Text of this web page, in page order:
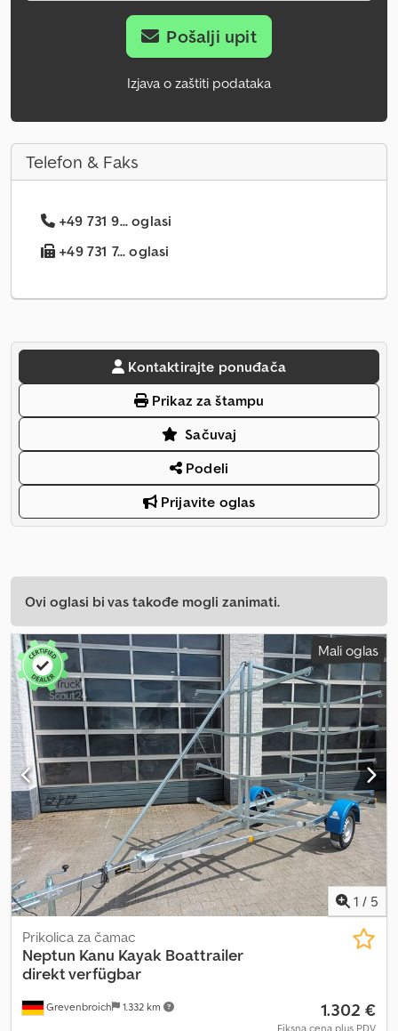
Pošalji upit
Izjava o zaštiti podataka
Telefon & Faks
+49 731 9... oglasi
+49 731 7... oglasi
Kontaktirajte ponuđača
Prikaz za štampu
Sačuvaj
Podeli
Prijavite oglas
Ovi oglasi bi vas takođe mogli zanimati.
Mali oglas
1 / 5
Grevenbroich 1.332 km
Prikolica za čamac
Neptun Kanu Kayak Boattrailer
direkt verfügbar
1.302 €
Fiksna cena plus PDV